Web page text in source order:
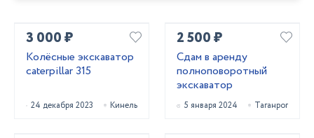
3 000 ₽
Колёсные экскаватор
caterpillar 315
24 декабря 2023 Кинель
2 500 ₽
Сдам в аренду
полноповоротный
экскаватор
5 января 2024 Таганрог